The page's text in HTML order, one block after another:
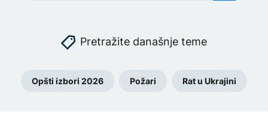
Pretražite današnje teme
Opšti izbori 2026 Požari Rat u Ukrajini